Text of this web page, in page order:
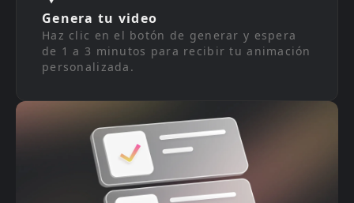
Genera tu video
Haz clic en el botón de generar y espera
de 1 a 3 minutos para recibir tu animación
personalizada.